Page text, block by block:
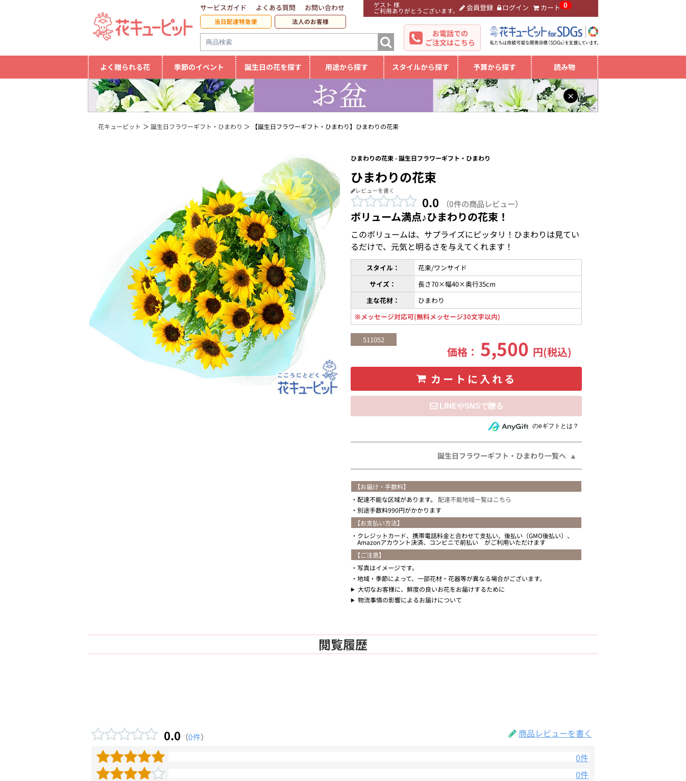
ゲスト 様
ご利用ありがとうございます。 会員登録 ログイン カート 0
サービスガイド よくある質問 お問い合わせ
当日配達特急便 法人のお客様
お電話での
ご注文はこちら
よく贈られる花 季節のイベント 誕生日の花を探す 用途から探す スタイルから探す 予算から探す 読み物
×
花キューピット 誕生日フラワーギフト・ひまわり 【誕生日フラワーギフト・ひまわり】ひまわりの花束
ひまわりの花束 - 誕生日フラワーギフト・ひまわり
ひまわりの花束
レビューを書く
0.0 （0件の商品レビュー）
ボリューム満点♪ひまわりの花束！
このボリュームは、サプライズにピッタリ！ひまわりは見てい
るだけで、元気と明るさを与えてくれます！
スタイル：
花束/ワンサイド
サイズ：
長さ70×幅40×奥行35cm
主な花材：
ひまわり
※メッセージ対応可(無料メッセージ30文字以内)
511052
価格： 5,500 円(税込)
カートに入れる
住所を知らない相手にeギフトで贈るのeギフトとは？
誕生日フラワーギフト・ひまわり一覧へ
【お届け・手数料】
配達不能な区域があります。 配達不能地域一覧はこちら
別途手数料990円がかかります
【お支払い方法】
クレジットカード、携帯電話料金と合わせて支払い、後払い（GMO後払い）、
Amazonアカウント決済、コンビニで前払い がご利用いただけます
【ご注意】
写真はイメージです。
地域・季節によって、一部花材・花器等が異なる場合がございます。
大切なお客様に、鮮度の良いお花をお届けするために
物流事情の影響によるお届けについて
閲覧履歴
0.0 （0件）
商品レビューを書く
0件
0件